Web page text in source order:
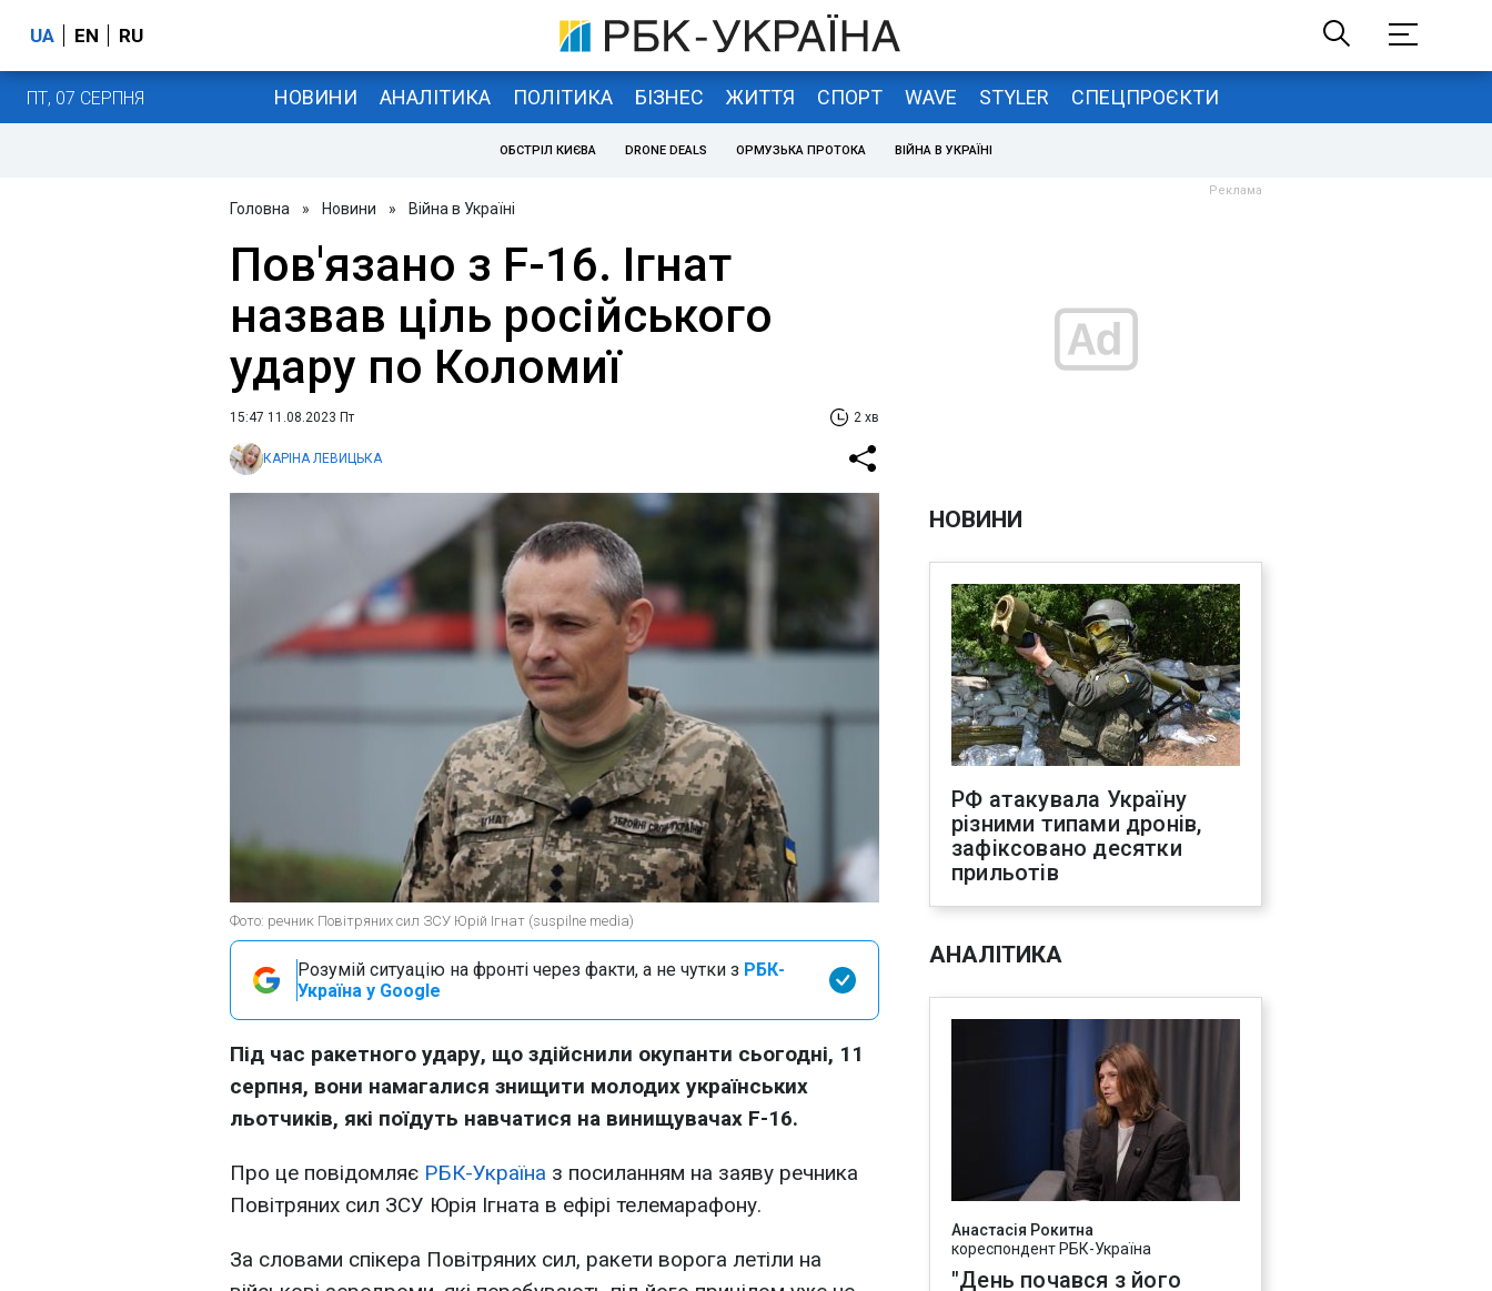
UA EN RU
ПТ, 07 СЕРПНЯ НОВИНИ АНАЛІТИКА ПОЛІТИКА БІЗНЕС ЖИТТЯ СПОРТ WAVE STYLER СПЕЦПРОЄКТИ
ОБСТРІЛ КИЄВА DRONE DEALS ОРМУЗЬКА ПРОТОКА ВІЙНА В УКРАЇНІ
Головна » Новини » Війна в Україні
Пов'язано з F-16. Ігнат
назвав ціль російського
удару по Коломиї
15:47 11.08.2023 Пт 2 хв
КАРІНА ЛЕВИЦЬКА
Фото: речник Повітряних сил ЗСУ Юрій Ігнат (suspilne media)
Розумій ситуацію на фронті через факти, а не чутки з РБК-
Україна у Google
Під час ракетного удару, що здійснили окупанти сьогодні, 11
серпня, вони намагалися знищити молодих українських
льотчиків, які поїдуть навчатися на винищувачах F-16.
Про це повідомляє РБК-Україна з посиланням на заяву речника
Повітряних сил ЗСУ Юрія Ігната в ефірі телемарафону.
За словами спікера Повітряних сил, ракети ворога летіли на
НОВИНИ
РФ атакувала Україну
різними типами дронів,
зафіксовано десятки
прильотів
АНАЛІТИКА
Анастасія Рокитна
кореспондент РБК-Україна
"День почався з його